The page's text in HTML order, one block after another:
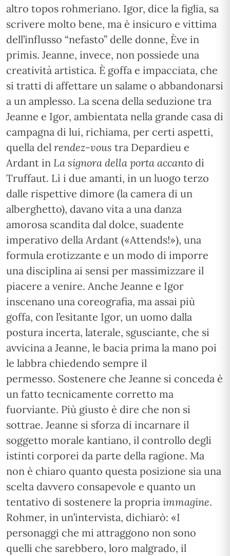
altro topos rohmeriano. Igor, dice la figlia, sa
scrivere molto bene, ma è insicuro e vittima
dell’influsso “nefasto” delle donne, Ève in
primis. Jeanne, invece, non possiede una
creatività artistica. È goffa e impacciata, che
si tratti di affettare un salame o abbandonarsi
a un amplesso. La scena della seduzione tra
Jeanne e Igor, ambientata nella grande casa di
campagna di lui, richiama, per certi aspetti,
quella del rendez-vous tra Depardieu e
Ardant in La signora della porta accanto di
Truffaut. Lì i due amanti, in un luogo terzo
dalle rispettive dimore (la camera di un
alberghetto), davano vita a una danza
amorosa scandita dal dolce, suadente
imperativo della Ardant («Attends!»), una
formula erotizzante e un modo di imporre
una disciplina ai sensi per massimizzare il
piacere a venire. Anche Jeanne e Igor
inscenano una coreografia, ma assai più
goffa, con l’esitante Igor, un uomo dalla
postura incerta, laterale, sgusciante, che si
avvicina a Jeanne, le bacia prima la mano poi
le labbra chiedendo sempre il
permesso. Sostenere che Jeanne si conceda è
un fatto tecnicamente corretto ma
fuorviante. Più giusto è dire che non si
sottrae. Jeanne si sforza di incarnare il
soggetto morale kantiano, il controllo degli
istinti corporei da parte della ragione. Ma
non è chiaro quanto questa posizione sia una
scelta davvero consapevole e quanto un
tentativo di sostenere la propria immagine.
Rohmer, in un’intervista, dichiarò: «I
personaggi che mi attraggono non sono
quelli che sarebbero, loro malgrado, il